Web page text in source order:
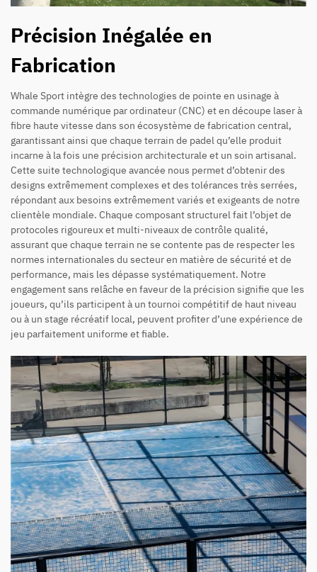
Précision Inégalée en
Fabrication
Whale Sport intègre des technologies de pointe en usinage à
commande numérique par ordinateur (CNC) et en découpe laser à
fibre haute vitesse dans son écosystème de fabrication central,
garantissant ainsi que chaque terrain de padel qu’elle produit
incarne à la fois une précision architecturale et un soin artisanal.
Cette suite technologique avancée nous permet d’obtenir des
designs extrêmement complexes et des tolérances très serrées,
répondant aux besoins extrêmement variés et exigeants de notre
clientèle mondiale. Chaque composant structurel fait l’objet de
protocoles rigoureux et multi-niveaux de contrôle qualité,
assurant que chaque terrain ne se contente pas de respecter les
normes internationales du secteur en matière de sécurité et de
performance, mais les dépasse systématiquement. Notre
engagement sans relâche en faveur de la précision signifie que les
joueurs, qu’ils participent à un tournoi compétitif de haut niveau
ou à un stage récréatif local, peuvent profiter d’une expérience de
jeu parfaitement uniforme et fiable.